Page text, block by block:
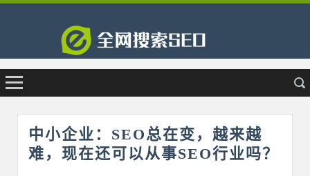
中小企业：SEO总在变，越来越
难，现在还可以从事SEO行业吗？